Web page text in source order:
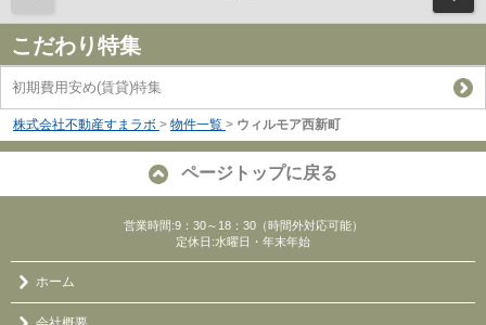
こだわり特集
初期費用安め(賃貸)特集
株式会社不動産すまラボ > 物件一覧 > ウィルモア西新町
ページトップに戻る
営業時間:9：30～18：30（時間外対応可能）
定休日:水曜日・年末年始
ホーム